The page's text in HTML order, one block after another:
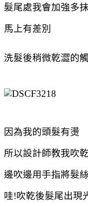
髮尾處我會加強多
馬上有差別
洗髮後稍微乾澀的
因為我的頭髮有燙
所以設計師教我吹
邊吹邊用手指將髮
哇!吹乾後髮尾出現